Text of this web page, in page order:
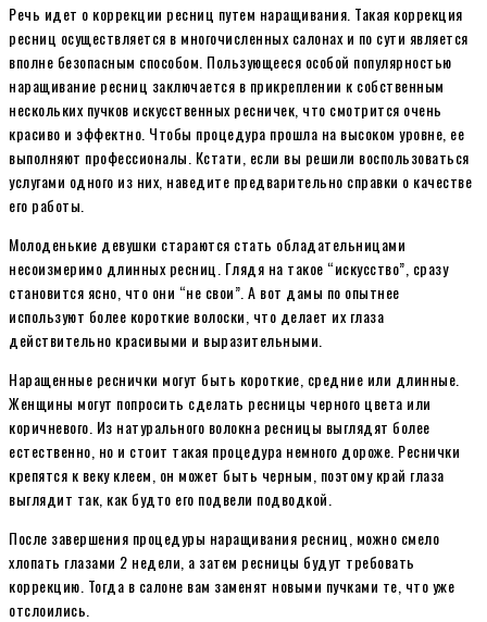
Речь идет о коррекции ресниц путем наращивания. Такая коррекция
ресниц осуществляется в многочисленных салонах и по сути является
вполне безопасным способом. Пользующееся особой популярностью
наращивание ресниц заключается в прикреплении к собственным
нескольких пучков искусственных ресничек, что смотрится очень
красиво и эффектно. Чтобы процедура прошла на высоком уровне, ее
выполняют профессионалы. Кстати, если вы решили воспользоваться
услугами одного из них, наведите предварительно справки о качестве
его работы.
Молоденькие девушки стараются стать обладательницами
несоизмеримо длинных ресниц. Глядя на такое “искусство”, сразу
становится ясно, что они “не свои”. А вот дамы по опытнее
используют более короткие волоски, что делает их глаза
действительно красивыми и выразительными.
Наращенные реснички могут быть короткие, средние или длинные.
Женщины могут попросить сделать ресницы черного цвета или
коричневого. Из натурального волокна ресницы выглядят более
естественно, но и стоит такая процедура немного дороже. Реснички
крепятся к веку клеем, он может быть черным, поэтому край глаза
выглядит так, как будто его подвели подводкой.
После завершения процедуры наращивания ресниц, можно смело
хлопать глазами 2 недели, а затем ресницы будут требовать
коррекцию. Тогда в салоне вам заменят новыми пучками те, что уже
отслоились.